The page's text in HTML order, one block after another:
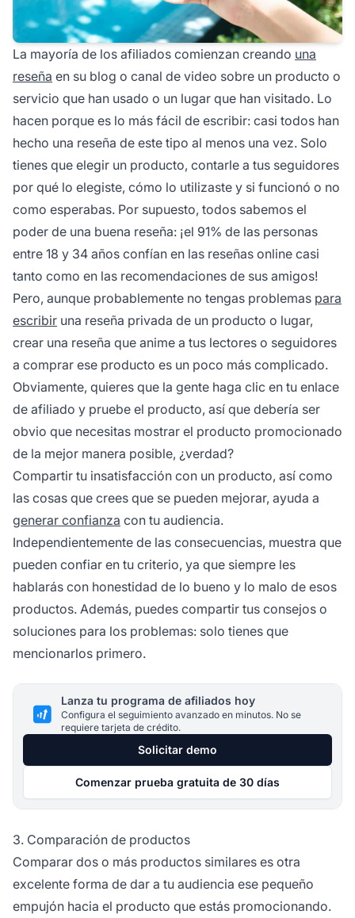
La mayoría de los afiliados comienzan creando una
reseña en su blog o canal de video sobre un producto o
servicio que han usado o un lugar que han visitado. Lo
hacen porque es lo más fácil de escribir: casi todos han
hecho una reseña de este tipo al menos una vez. Solo
tienes que elegir un producto, contarle a tus seguidores
por qué lo elegiste, cómo lo utilizaste y si funcionó o no
como esperabas. Por supuesto, todos sabemos el
poder de una buena reseña: ¡el 91% de las personas
entre 18 y 34 años confían en las reseñas online casi
tanto como en las recomendaciones de sus amigos!
Pero, aunque probablemente no tengas problemas para
escribir una reseña privada de un producto o lugar,
crear una reseña que anime a tus lectores o seguidores
a comprar ese producto es un poco más complicado.
Obviamente, quieres que la gente haga clic en tu enlace
de afiliado y pruebe el producto, así que debería ser
obvio que necesitas mostrar el producto promocionado
de la mejor manera posible, ¿verdad?
Compartir tu insatisfacción con un producto, así como
las cosas que crees que se pueden mejorar, ayuda a
generar confianza con tu audiencia.
Independientemente de las consecuencias, muestra que
pueden confiar en tu criterio, ya que siempre les
hablarás con honestidad de lo bueno y lo malo de esos
productos. Además, puedes compartir tus consejos o
soluciones para los problemas: solo tienes que
mencionarlos primero.
Lanza tu programa de afiliados hoy
Configura el seguimiento avanzado en minutos. No se
requiere tarjeta de crédito.
Solicitar demo
Comenzar prueba gratuita de 30 días
3. Comparación de productos
Comparar dos o más productos similares es otra
excelente forma de dar a tu audiencia ese pequeño
empujón hacia el producto que estás promocionando.